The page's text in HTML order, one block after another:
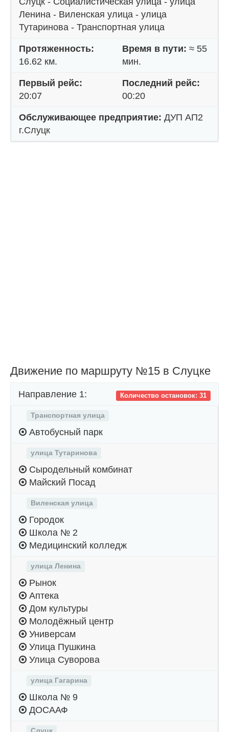
Ленина - Виленская улица - улица
Тутаринова - Транспортная улица
Протяженность:
16.62 км.
Время в пути: ≈ 55
мин.
Первый рейс:
20:07
Последний рейс:
00:20
Обслуживающее предприятие: ДУП АП2
г.Слуцк
Движение по маршруту №15 в Слуцке
Количество остановок: 31
Направление 1:
Транспортная улица
Автобусный парк
улица Тутаринова
Сыродельный комбинат
Майский Посад
Виленская улица
Городок
Школа № 2
Медицинский колледж
улица Ленина
Рынок
Аптека
Дом культуры
Молодёжный центр
Универсам
Улица Пушкина
Улица Суворова
улица Гагарина
Школа № 9
ДОСААФ